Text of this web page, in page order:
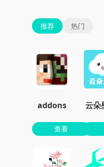
推荐 热门
addons
查看